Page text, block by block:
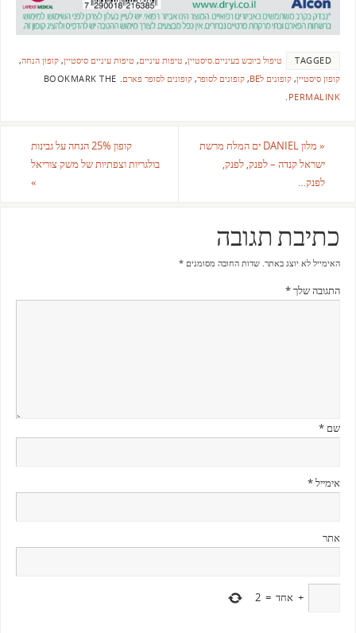
TAGGED טיפול ביובש בעיניים.סיסטיין, טיפות עיניים, טיפות עיניים סיסטיין, קופון הנחה,
קופון סיסטיין, קופונים לBE , קופונים לסופר, קופונים לסופר פארם
PERMALINK
«
מלון DANIEL ים המלח מרשת
ישראל קנדה – לפנק, לפנק,
לפנק…
קופון 25% הנחה על גבינות
בולגריות וצפתיות של משק צוריאל
»
כתיבת תגובה
האימייל לא יוצג באתר. שדות החובה מסומנים *
התגובה שלך*
שם *
אימייל*
אתר
+ אחד =
2